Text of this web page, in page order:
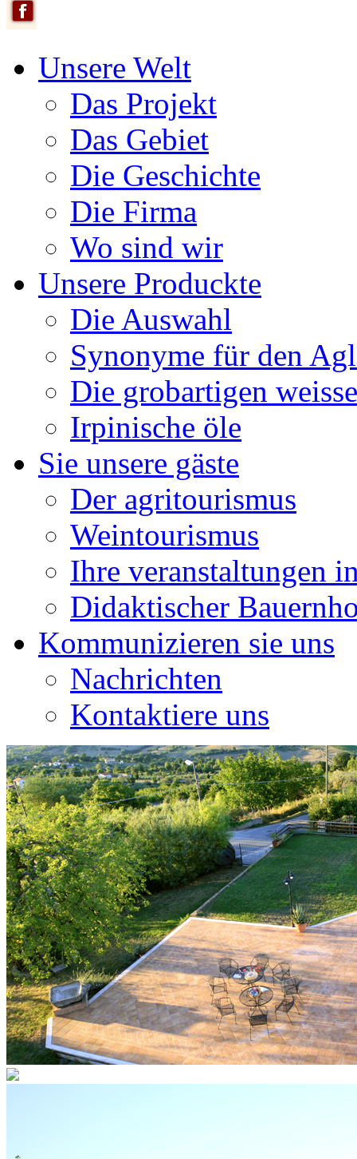
Unsere Welt
Das Projekt
Das Gebiet
Die Geschichte
Die Firma
Wo sind wir
Unsere Produckte
Die Auswahl
Synonyme für den
Die grobartigen
Irpinische öle
Sie unsere gäste
Der agritourismus
Weintourismus
Ihre veranstaltungen
Didaktischer
Kommunizieren sie uns
Nachrichten
Kontaktiere uns